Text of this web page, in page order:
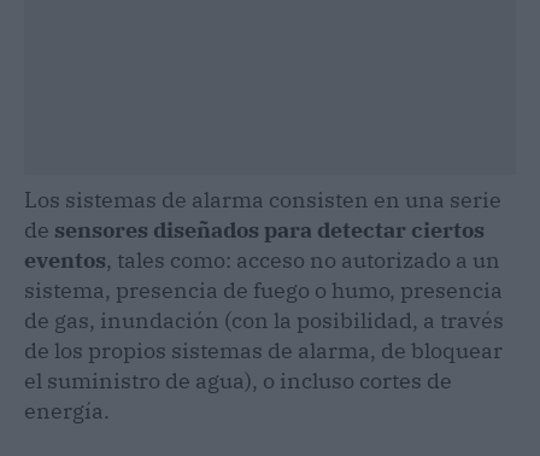
Los sistemas de alarma consisten en una serie
de sensores diseñados para detectar ciertos
eventos, tales como: acceso no autorizado a un
sistema, presencia de fuego o humo, presencia
de gas, inundación (con la posibilidad, a través
de los propios sistemas de alarma, de bloquear
el suministro de agua), o incluso cortes de
energía.